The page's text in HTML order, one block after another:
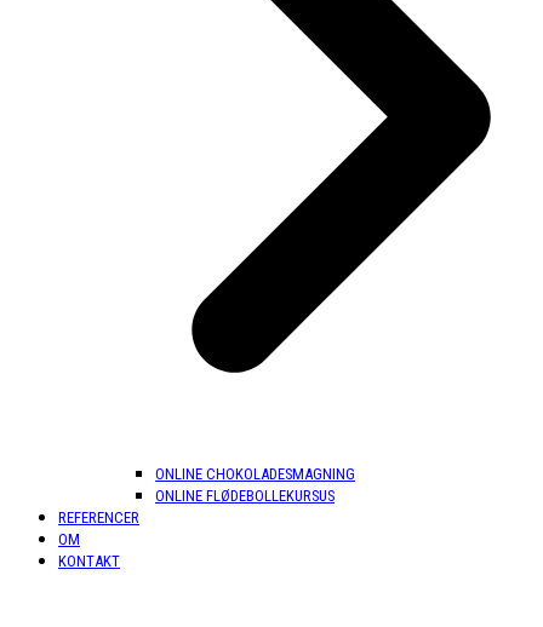
ONLINE CHOKOLADESMAGNING
ONLINE FLØDEBOLLEKURSUS
REFERENCER
OM
KONTAKT